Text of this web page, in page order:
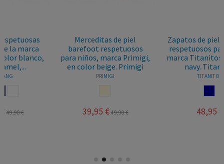
Zapatos de piel barefoot
respetuosos para niñas,
marca Titanitos, en color
navy. Titanitos
48,95 €
Lonas Respetuosas
Barefoot, Marca
Tenobaby
En Multicolor.
CONGUITOS
30,95 €